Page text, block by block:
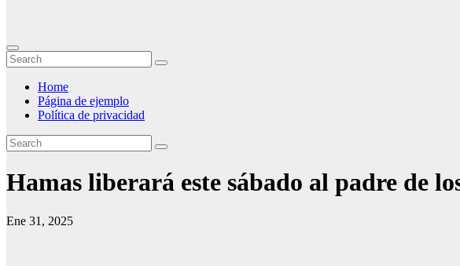
Home
Página de ejemplo
Política de privacidad
Hamas liberará este sábado al padre de
Ene 31, 2025